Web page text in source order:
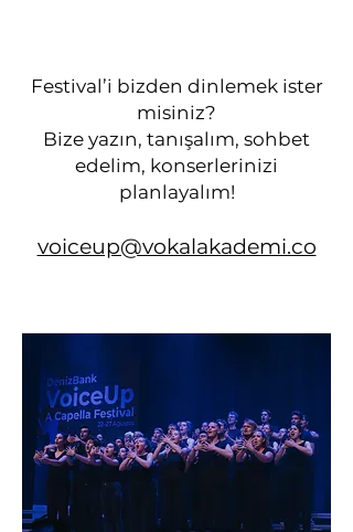
Festival’i bizden dinlemek ister
misiniz?
Bize yazın, tanışalım, sohbet
edelim, konserlerinizi
planlayalım!
voiceup@vokalakademi.co